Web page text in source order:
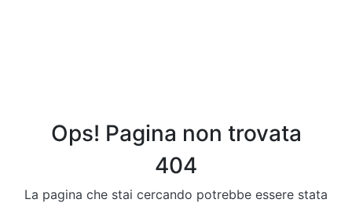
Ops! Pagina non trovata
404
La pagina che stai cercando potrebbe essere stata